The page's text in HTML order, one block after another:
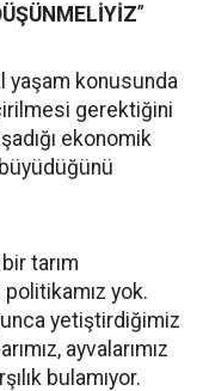
”
yaşam konusunda
gerektiğini
ekonomik
tarım
yok.
yetiştirdiğimiz
ayvalarımız
bulamıyor.